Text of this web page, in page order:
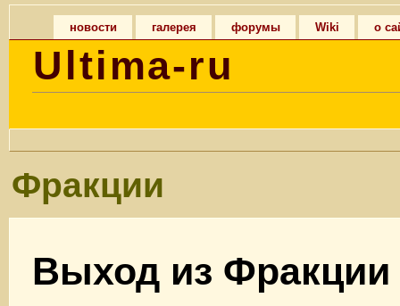
новости галерея форумы Wiki о
Ultima-ru
Фракции
Выход из Фракции